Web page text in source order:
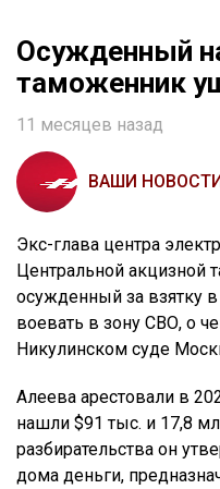
Осужденный
таможенник
11 месяцев назад
ВАШИ НОВОСТИ
Экс-глава центра
Центральной акцизной
осужденный за взятку
воевать в зону СВО, о
Никулинском суде
Алеева арестовали в
нашли $91 тыс. и 17,8
разбирательства он
дома деньги,